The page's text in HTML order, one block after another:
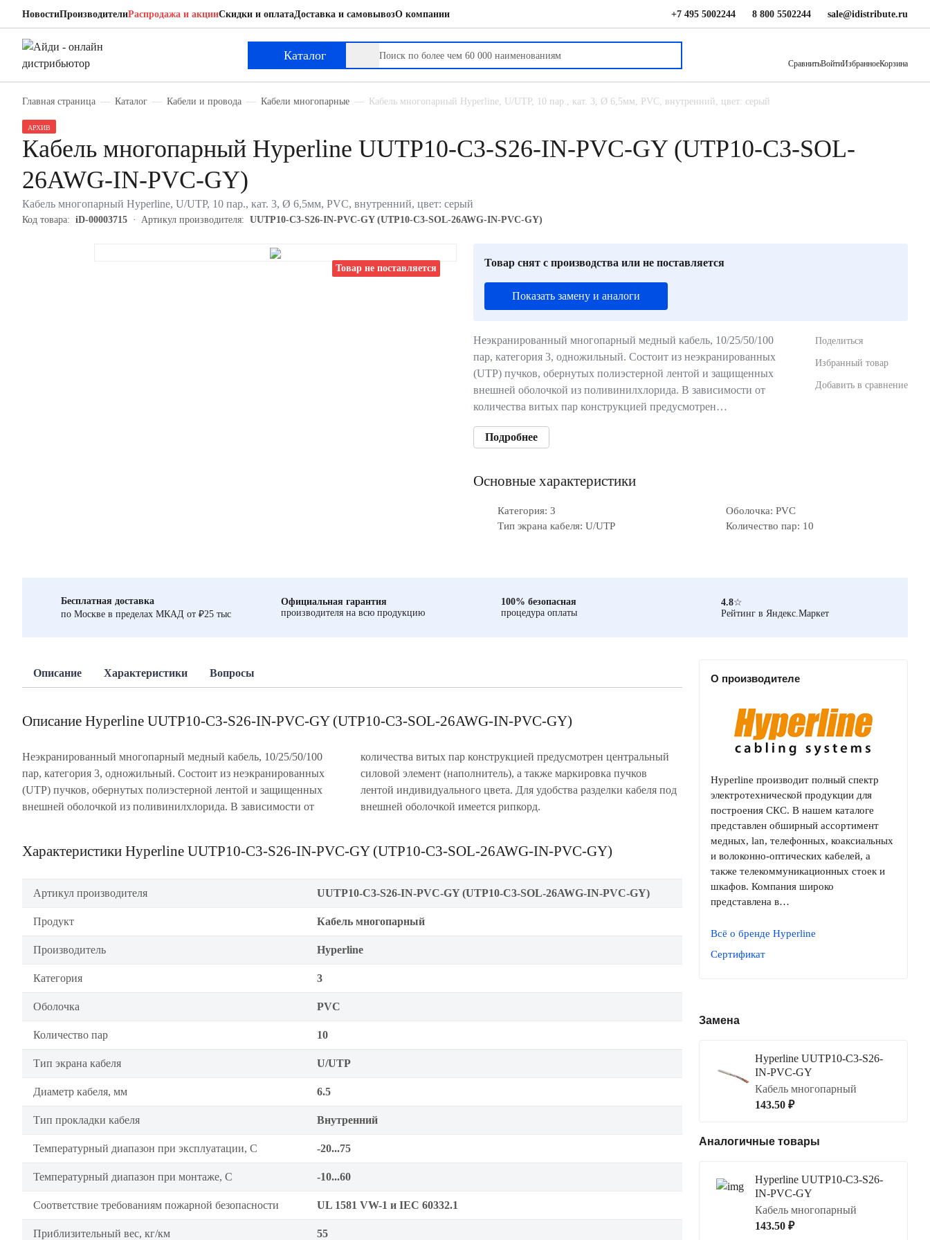
НовостиПроизводителиРаспродажа и акцииСкидки и оплатаДоставка и самовывозО компании +7 495 5002244 8 800 5502244 sale@idistribute.ru
Каталог
СравнитьВойтиИзбранноеКорзина
Главная страница Каталог Кабели и провода Кабели многопарные Кабель многопарный Hyperline, U/UTP, 10 пар., кат. 3, Ø 6,5мм, PVC, внутренний, цвет: серый
Товар не поставляется
АРХИВ
Кабель многопарный Hyperline UUTP10-C3-S26-IN-PVC-GY (UTP10-C3-SOL-
26AWG-IN-PVC-GY)
Кабель многопарный Hyperline, U/UTP, 10 пар., кат. 3, Ø 6,5мм, PVC, внутренний, цвет: серый
Код товара: iD-00003715 Артикул производителя: UUTP10-C3-S26-IN-PVC-GY (UTP10-C3-SOL-26AWG-IN-PVC-GY)
Товар снят с производства или не поставляется
Показать замену и аналоги
Неэкранированный многопарный медный кабель, 10/25/50/100
пар, категория 3, одножильный. Состоит из неэкранированных
(UTP) пучков, обернутых полиэстерной лентой и защищенных
внешней оболочкой из поливинилхлорида. В зависимости от
количества витых пар конструкцией предусмотрен…
Подробнее
Поделиться
Избранный товар
Добавить в сравнение
Основные характеристики
Категория: 3
Оболочка: PVC
Тип экрана кабеля: U/UTP
Количество пар: 10
Бесплатная доставка
по Москве в пределах МКАД от ₽25 тыс
Официальная гарантия
производителя на всю продукцию
100% безопасная
процедура оплаты
4.8☆
Рейтинг в Яндекс.Маркет
Описание Характеристики Вопросы
Описание Hyperline UUTP10-C3-S26-IN-PVC-GY (UTP10-C3-SOL-26AWG-IN-PVC-GY)
Неэкранированный многопарный медный кабель, 10/25/50/100
пар, категория 3, одножильный. Состоит из неэкранированных
(UTP) пучков, обернутых полиэстерной лентой и защищенных
внешней оболочкой из поливинилхлорида. В зависимости от
количества витых пар конструкцией предусмотрен центральный
силовой элемент (наполнитель), а также маркировка пучков
лентой индивидуального цвета. Для удобства разделки кабеля под
внешней оболочкой имеется рипкорд.
Характеристики Hyperline UUTP10-C3-S26-IN-PVC-GY (UTP10-C3-SOL-26AWG-IN-PVC-GY)
Артикул производителя UUTP10-C3-S26-IN-PVC-GY (UTP10-C3-SOL-26AWG-IN-PVC-GY)
Продукт Кабель многопарный
Производитель Hyperline
Категория 3
Оболочка PVC
Количество пар 10
Тип экрана кабеля U/UTP
Диаметр кабеля, мм 6.5
Тип прокладки кабеля Внутренний
Температурный диапазон при эксплуатации, C -20...75
Температурный диапазон при монтаже, C -10...60
Соответствие требованиям пожарной безопасности UL 1581 VW-1 и IEC 60332.1
Приблизительный вес, кг/км 55
О производителе
Hyperline производит полный спектр
электротехнической продукции для
построения СКС. В нашем каталоге
представлен обширный ассортимент
медных, lan, телефонных, коаксиальных
и волоконно-оптических кабелей, а
также телекоммуникационных стоек и
шкафов. Компания широко
представлена в…
Всё о бренде Hyperline
Сертификат
Замена
Hyperline UUTP10-C3-S26-
IN-PVC-GY
Кабель многопарный
143.50 ₽
Аналогичные товары
Hyperline UUTP10-C3-S26-
IN-PVC-GY
Кабель многопарный
143.50 ₽
Hyperline UUTP10-C3-S26-IN-PVC-GY (UTP10-C3-SOL-26AWG-IN-PVC-GY)
Кабель многопарный